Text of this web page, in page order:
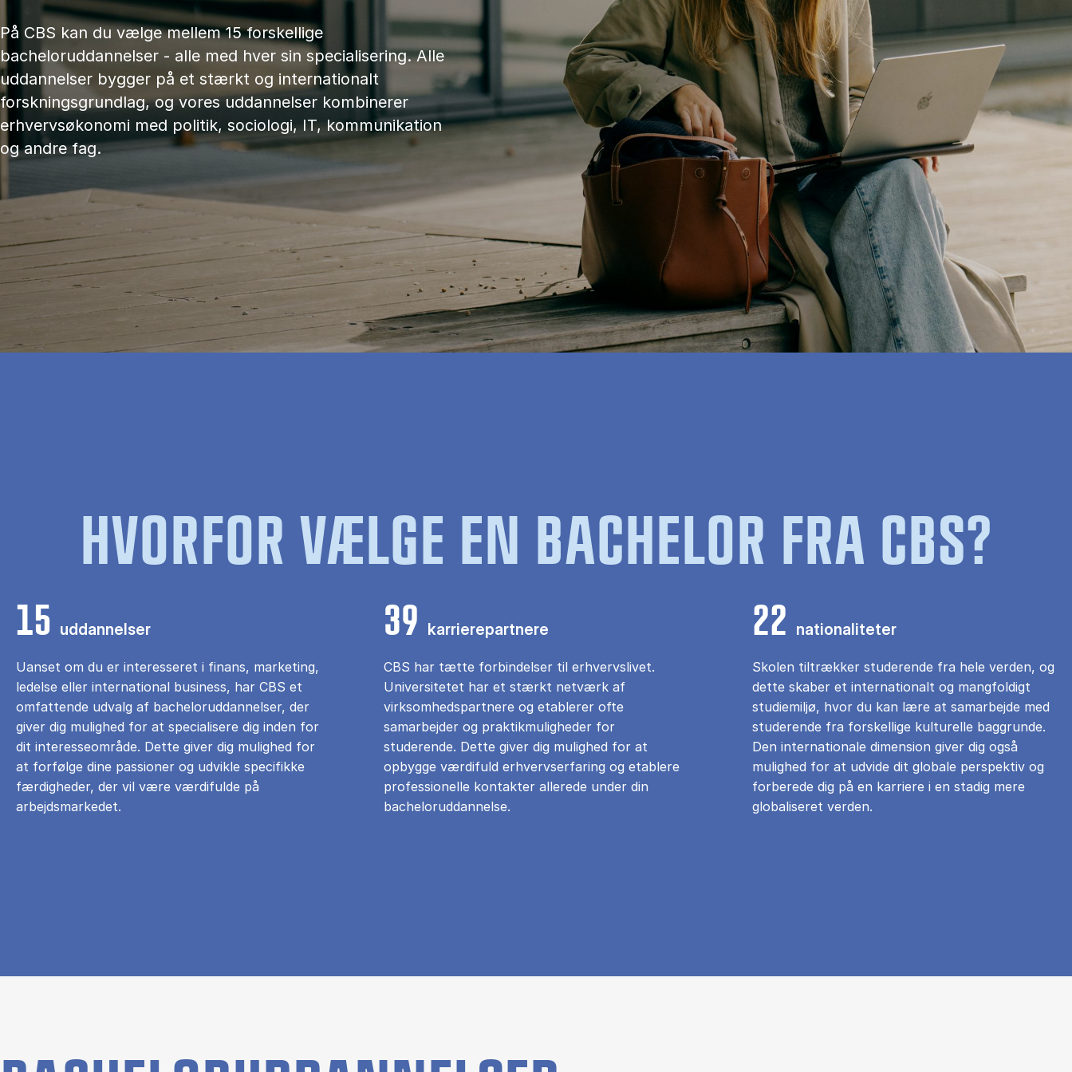
På CBS kan du vælge mellem 15 forskellige
bacheloruddannelser - alle med hver sin specialisering. Alle
uddannelser bygger på et stærkt og internationalt
forskningsgrundlag, og vores uddannelser kombinerer
erhvervsøkonomi med politik, sociologi, IT, kommunikation
og andre fag.
HVORFOR VÆLGE EN BACHELOR FRA CBS?
15 uddannelser
Uanset om du er interesseret i finans, marketing,
ledelse eller international business, har CBS et
omfattende udvalg af bacheloruddannelser, der
giver dig mulighed for at specialisere dig inden for
dit interesseområde. Dette giver dig mulighed for
at forfølge dine passioner og udvikle specifikke
færdigheder, der vil være værdifulde på
arbejdsmarkedet.
39 karrierepartnere
CBS har tætte forbindelser til erhvervslivet.
Universitetet har et stærkt netværk af
virksomhedspartnere og etablerer ofte
samarbejder og praktikmuligheder for
studerende. Dette giver dig mulighed for at
opbygge værdifuld erhvervserfaring og etablere
professionelle kontakter allerede under din
bacheloruddannelse.
22 nationaliteter
Skolen tiltrækker studerende fra hele verden, og
dette skaber et internationalt og mangfoldigt
studiemiljø, hvor du kan lære at samarbejde med
studerende fra forskellige kulturelle baggrunde.
Den internationale dimension giver dig også
mulighed for at udvide dit globale perspektiv og
forberede dig på en karriere i en stadig mere
globaliseret verden.